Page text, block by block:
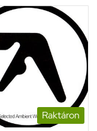
Raktáron